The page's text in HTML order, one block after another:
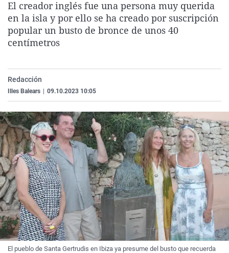
La rosa de los vientos
Gente viajera
Caso
Retornados
Extremadura
Galicia
Virales
Televisión
El creador inglés fue una persona muy querida
en la isla y por ello se ha creado por suscripción
popular un busto de bronce de unos 40
centímetros
Redacción
Illes Balears 09.10.2023 10:05
El pueblo de Santa Gertrudis en Ibiza ya presume del busto que recuerda